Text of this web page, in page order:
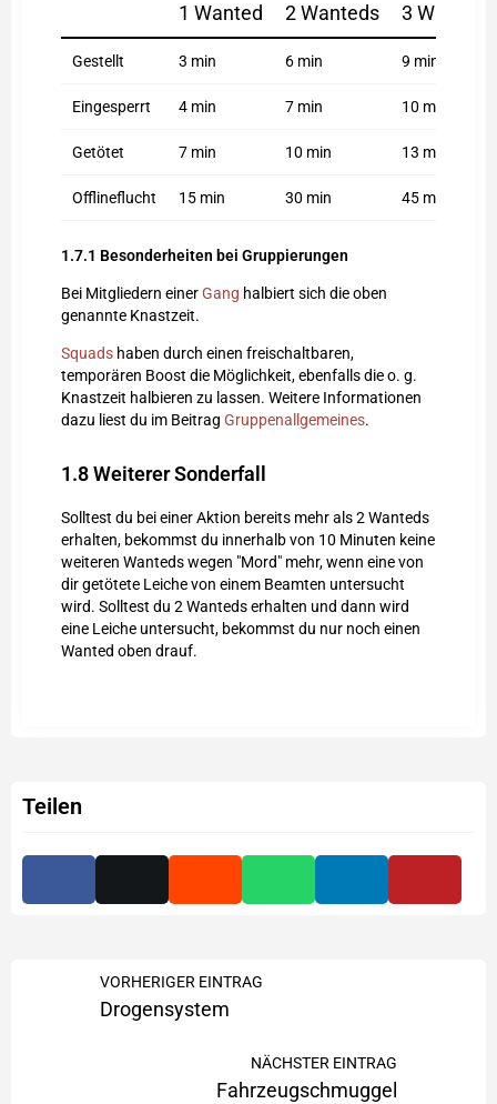
1 Wanted 2 Wanteds 3 Wanteds
Gestellt 3 min 6 min 9 min
Eingesperrt 4 min 7 min 10 min
Getötet 7 min 10 min 13 min
Offlineflucht 15 min 30 min 45 min
1.7.1 Besonderheiten bei Gruppierungen
Bei Mitgliedern einerGang halbiert sich die oben
genannte Knastzeit.
Squads haben durch einen freischaltbaren,
temporären Boost die Möglichkeit, ebenfalls die o. g.
Knastzeit halbieren zu lassen. Weitere Informationen
dazu liest du im Beitrag Gruppenallgemeines.
1.8Weiterer Sonderfall
Solltest du bei einer Aktion bereits mehr als 2 Wanteds
erhalten, bekommst du innerhalb von 10 Minuten keine
weiteren Wanteds wegen "Mord" mehr, wenn eine von
dir getötete Leiche von einem Beamten untersucht
wird. Solltest du 2 Wanteds erhalten und dann wird
eine Leiche untersucht, bekommst du nur noch einen
Wanted oben drauf.
Teilen
VORHERIGER EINTRAG
Drogensystem
NÄCHSTER EINTRAG
Fahrzeugschmuggel